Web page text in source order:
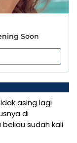
asing lagi
di
sudah kali